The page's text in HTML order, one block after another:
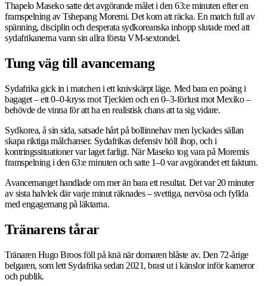
Thapelo Maseko satte det avgörande målet i den 63:e minuten efter en
framspelning av Tshepang Moremi. Det kom att räcka. En match full av
spänning, disciplin och desperata sydkoreanska inhopp slutade med att
sydafrikanerna vann sin allra första VM-sextondel.
Tung väg till avancemang
Sydafrika gick in i matchen i ett knivskärpt läge. Med bara en poäng i
bagaget – ett 0–0-kryss mot Tjeckien och en 0–3-förlust mot Mexiko –
behövde de vinna för att ha en realistisk chans att ta sig vidare.
Sydkorea, å sin sida, satsade hårt på bollinnehav men lyckades sällan
skapa riktiga målchanser. Sydafrikas defensiv höll ihop, och i
kontringssituationer var laget farligt. När Maseko tog vara på Moremis
framspelning i den 63:e minuten och satte 1–0 var avgörandet ett faktum.
Avancemanget handlade om mer än bara ett resultat. Det var 20 minuter
av sista halvlek där varje minut räknades – svettiga, nervösa och fyllda
med engagemang på läktarna.
Tränarens tårar
Tränaren Hugo Broos föll på knä när domaren blåste av. Den 72-årige
belgaren, som lett Sydafrika sedan 2021, brast ut i känslor inför kameror
och publik.